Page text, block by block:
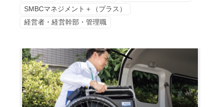
SMBCマネジメント＋（プラス）
経営者・経営幹部・管理職